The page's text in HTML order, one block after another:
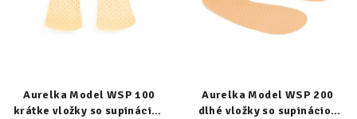
Aurelka Model WSP 100
krátke vložky so supináciou
Aurelka Model WSP 200
dlhé vložky so supináciou